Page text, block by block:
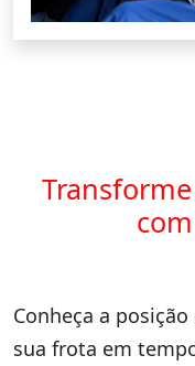
Conheça a
sua frota em